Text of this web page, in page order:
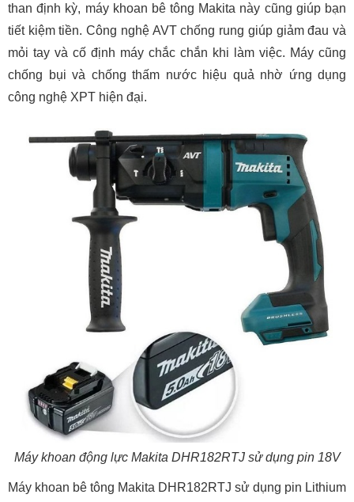
than định kỳ, máy khoan bê tông Makita này cũng giúp bạn
tiết kiệm tiền. Công nghệ AVT chống rung giúp giảm đau và
mỏi tay và cố định máy chắc chắn khi làm việc. Máy cũng
chống bụi và chống thấm nước hiệu quả nhờ ứng dụng
công nghệ XPT hiện đại.
Máy khoan động lực Makita DHR182RTJ sử dụng pin 18V
Máy khoan bê tông Makita DHR182RTJ sử dụng pin Lithium